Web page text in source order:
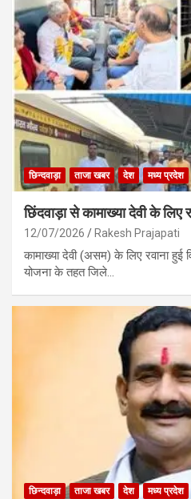
छिन्दवाड़ा ताजा खबर देश मध्य प्रदेश
छिंदवाड़ा से कामाख्या देवी के लिए
12/07/2026 Rakesh Prajapati
कामाख्या देवी (असम) के लिए रवाना हुई
योजना के तहत जिले…
छिन्दवाड़ा ताजा खबर देश मध्य प्रदेश